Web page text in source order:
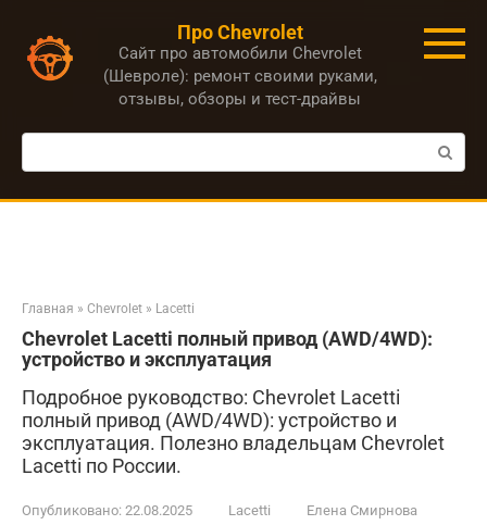
контенту
Про Chevrolet
Сайт про автомобили Chevrolet
(Шевроле): ремонт своими руками,
отзывы, обзоры и тест-драйвы
Поиск:
Главная » Chevrolet » Lacetti
Chevrolet Lacetti полный привод (AWD/4WD):
устройство и эксплуатация
Подробное руководство: Chevrolet Lacetti
полный привод (AWD/4WD): устройство и
эксплуатация. Полезно владельцам Chevrolet
Lacetti по России.
Опубликовано: 22.08.2025 Lacetti Елена Смирнова